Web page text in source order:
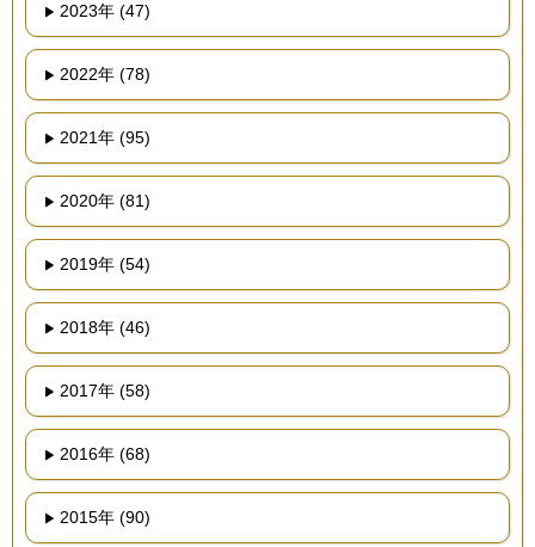
2023年 (47)
2022年 (78)
2021年 (95)
2020年 (81)
2019年 (54)
2018年 (46)
2017年 (58)
2016年 (68)
2015年 (90)